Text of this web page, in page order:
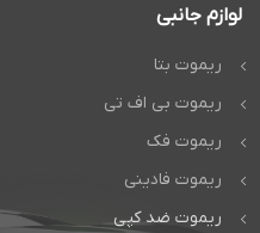
لوازم جانبی
ریموت بتا
ریموت بی اف تی
ریموت فک
ریموت فادینی
ریموت ضد کپی